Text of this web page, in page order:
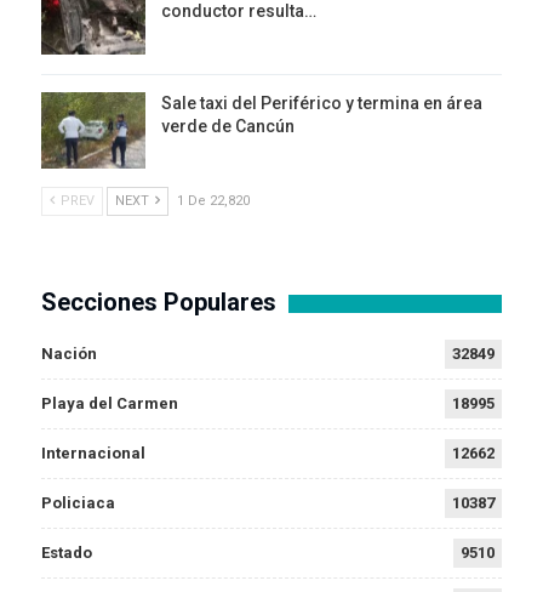
conductor resulta…
Sale taxi del Periférico y termina en área
verde de Cancún
PREV NEXT 1 De 22,820
Secciones Populares
Nación 32849
Playa del Carmen 18995
Internacional 12662
Policiaca 10387
Estado 9510